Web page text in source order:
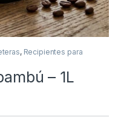
, Recipientes para
– 1L